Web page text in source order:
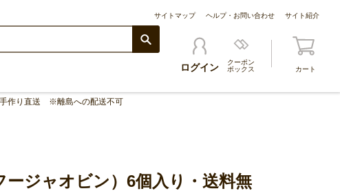
サイトマップ ヘルプ・お問い合わせ サイト紹介
ログイン
クーポン
ボックス
カート
手作り直送 ※離島への配送不可
ージャオビン）6個入り・送料無